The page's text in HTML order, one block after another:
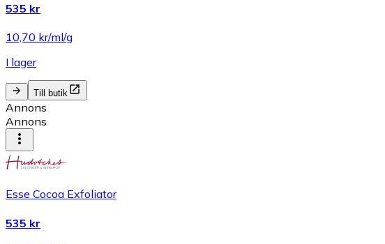
535 kr
10,70 kr/ml/g
I lager
Till butik
Annons
Annons
Esse Cocoa Exfoliator
535 kr